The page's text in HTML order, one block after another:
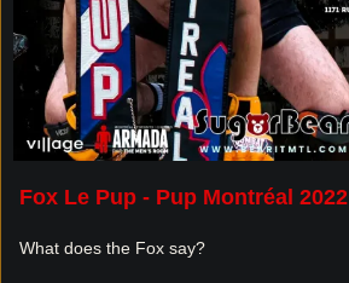
Fox Le Pup - Pup Montréal 2022
What does the Fox say?